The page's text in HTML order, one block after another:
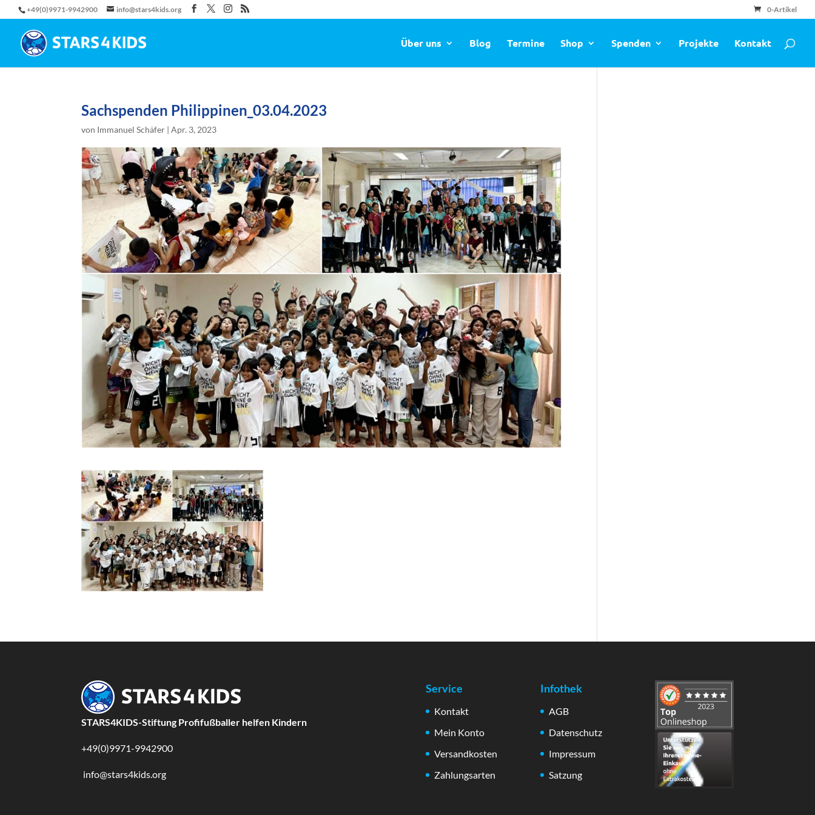
+49(0)9971-9942900 info@stars4kids.org 0-Artikel
Über uns Blog Termine Shop Spenden Projekte Kontakt
Sachspenden Philippinen_03.04.2023
von Immanuel Schäfer |Apr. 3, 2023
STARS4KIDS-Stiftung Profifußballer helfen Kindern
+49(0)9971-9942900
info@stars4kids.org
Service
Kontakt
Mein Konto
Versandkosten
Zahlungsarten
Infothek
AGB
Datenschutz
Impressum
Satzung